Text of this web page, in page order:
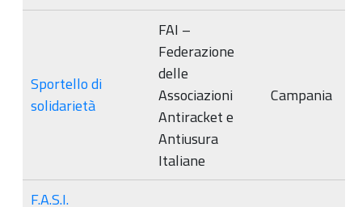
Sportello di
solidarietà
FAI –
Federazione
delle
Associazioni
Antiracket e
Antiusura
Italiane
Campania
F.A.S.I.